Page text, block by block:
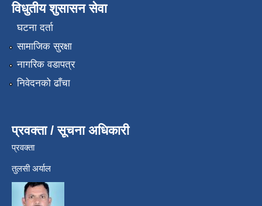
विधुतीय शुसासन सेवा
घटना दर्ता
सामाजिक सुरक्षा
नागरिक वडापत्र
निवेदनको ढाँचा
प्रवक्ता / सूचना अधिकारी
प्रवक्ता
तुलसी अर्याल